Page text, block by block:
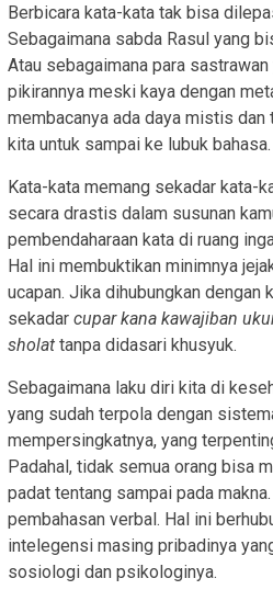
Berbicara kata-kata tak bisa
Sebagaimana sabda Rasul yang
Atau sebagaimana para
pikirannya meski kaya dengan
membacanya ada daya mistis dan
kita untuk sampai ke lubuk bahasa.
Kata-kata memang sekadar kata-
secara drastis dalam susunan
pembendaharaan kata di ruang
Hal ini membuktikan minimnya
ucapan. Jika dihubungkan dengan
sekadar cupar kana kawajiban
sholat tanpa didasari khusyuk.
Sebagaimana laku diri kita di
yang sudah terpola dengan
mempersingkatnya, yang
Padahal, tidak semua orang bisa
padat tentang sampai pada
pembahasan verbal. Hal ini
intelegensi masing pribadinya
sosiologi dan psikologinya.